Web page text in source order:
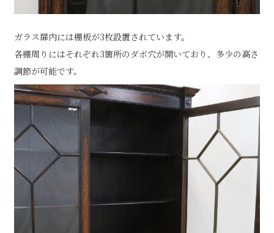
ガラス扉内には棚板が3枚設置されています。
各棚周りにはそれぞれ3箇所のダボ穴が開いており、多少の高さ
調節が可能です。